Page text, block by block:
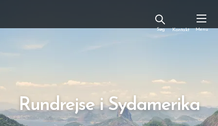
Kontakt
Rundrejse i Sydamerika